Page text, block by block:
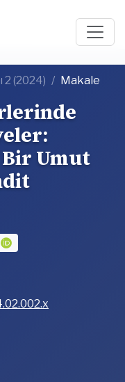
2 (2024) Makale
Bir Umut